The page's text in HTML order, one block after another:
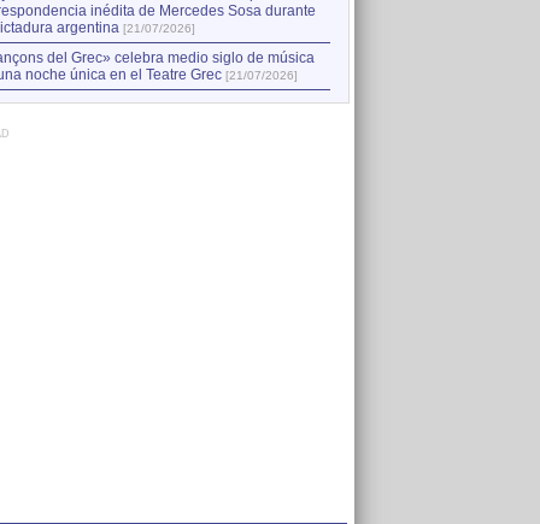
inédita de Mercedes Sosa durante
argentina [21/07/2026]
del Grec» celebra medio siglo de música
noche única en el Teatre Grec [21/07/2026]